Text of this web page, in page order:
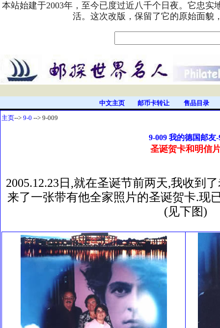
本站始建于2003年，至今已度过近八千个日夜。它忠
活。这次改版，保留了它的原始面貌
中文主页 邮币卡转让
售品目录
主页--> 9-0 --> 9-009
9-009 我的德国邮友-
圣诞贺卡和明信
2005.12.23日,就在圣诞节前两天,我收到
来了一张带有他全家照片的圣诞贺卡.现
(见下图)